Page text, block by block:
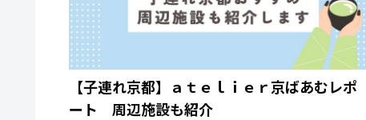
【子連れ京都】ａｔｅｌｉｅｒ京ばあむレポ
ート 周辺施設も紹介